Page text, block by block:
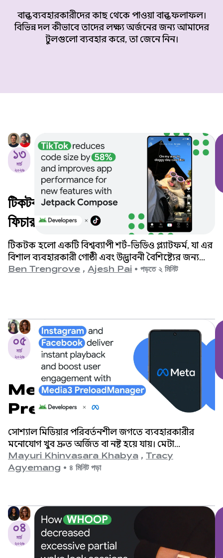
বাস্তব ব্যবহারকারীদের কাছ থেকে পাওয়া বাস্তব ফলাফল।
বিভিন্ন দল কীভাবে তাদের লক্ষ্য অর্জনের জন্য আমাদের
টুলগুলো ব্যবহার করে, তা জেনে নিন।
১৩
মার্চ
২০২৬
টিকটক জেটপ্যাক কম্পোজের মাধ্যমে নতুন
ফিচারগুলোর জন্য কোডের আকার ৫৮%
কমিয়েছে এবং অ্যাপের পারফরম্যান্স উন্নত
করেছে।
টিকটক হলো একটি বিশ্বব্যাপী শর্ট-ভিডিও প্ল্যাটফর্ম, যা এর
বিশাল ব্যবহারকারী গোষ্ঠী এবং উদ্ভাবনী বৈশিষ্ট্যের জন্য
পরিচিত।
Ben Trengrove , Ajesh Pai • পড়তে ২ মিনিট
০৫
মার্চ
২০২৬
Media3
PreloadManager-এর
মাধ্যমে Instagram এবং
Facebook-এ তাৎক্ষণিক প্লেব্যাক
পাওয়া যায় এবং ব্যবহারকারীর সম্পৃক্ততা
সোশ্যাল মিডিয়ার পরিবর্তনশীল জগতে ব্যবহারকারীর
মনোযোগ খুব দ্রুত অর্জিত বা নষ্ট হয়ে যায়। মেটা
অ্যাপগুলো (ফেসবুক এবং ইনস্টাগ্রাম) বিশ্বের অন্যতম
বৃহত্তম সোশ্যাল প্ল্যাটফর্ম এবং বিশ্বব্যাপী কোটি কোটি
Mayuri Khinvasara Khabya , Tracy
Agyemang • ৪ মিনিট পড়া
০৪
মার্চ
২০২৬